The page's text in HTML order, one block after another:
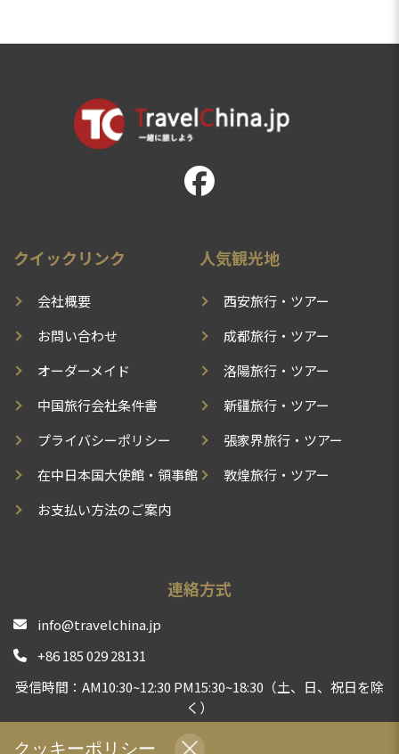
クイックリンク
会社概要
お問い合わせ
オーダーメイド
中国旅行会社条件書
プライバシーポリシー
在中日本国大使館・領事館
お支払い方法のご案内
人気観光地
西安旅行・ツアー
成都旅行・ツアー
洛陽旅行・ツアー
新疆旅行・ツアー
張家界旅行・ツアー
敦煌旅行・ツアー
連絡方式
info@travelchina.jp
+86 185 029 28131
受信時間：AM10:30~12:30 PM15:30~18:30（土、日、祝日を除
く）
中国現地旅行会社として、安心安全な旅行体験をお届けする
クッキーポリシー